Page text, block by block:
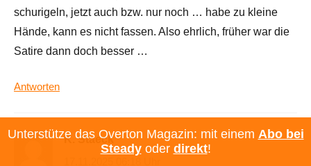
schurigeln, jetzt auch bzw. nur noch … habe zu kleine
Hände, kann es nicht fassen. Also ehrlich, früher war die
Satire dann doch besser …
Antworten
K. Staeck
Unterstütze das Overton Magazin: mit einem Abo bei
Steadyoder direkt!